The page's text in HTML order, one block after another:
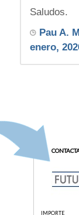
Saludos.
Pau A.
enero,